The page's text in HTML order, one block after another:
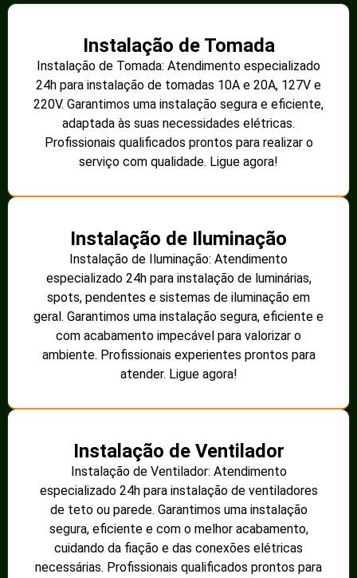
Instalação de Tomada
Instalação de Tomada: Atendimento especializado
24h para instalação de tomadas 10A e 20A, 127V e
220V. Garantimos uma instalação segura e eficiente,
adaptada às suas necessidades elétricas.
Profissionais qualificados prontos para realizar o
serviço com qualidade. Ligue agora!
Instalação de Iluminação
Instalação de Iluminação: Atendimento
especializado 24h para instalação de luminárias,
spots, pendentes e sistemas de iluminação em
geral. Garantimos uma instalação segura, eficiente e
com acabamento impecável para valorizar o
ambiente. Profissionais experientes prontos para
atender. Ligue agora!
Instalação de Ventilador
Instalação de Ventilador: Atendimento
especializado 24h para instalação de ventiladores
de teto ou parede. Garantimos uma instalação
segura, eficiente e com o melhor acabamento,
cuidando da fiação e das conexões elétricas
necessárias. Profissionais qualificados prontos para